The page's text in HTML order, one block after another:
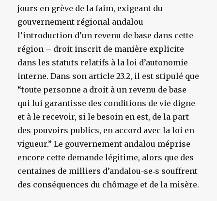
jours en grève de la faim, exigeant du
gouvernement régional andalou
l’introduction d’un revenu de base dans cette
région – droit inscrit de manière explicite
dans les statuts relatifs à la loi d’autonomie
interne. Dans son article 23.2, il est stipulé que
“toute personne a droit à un revenu de base
qui lui garantisse des conditions de vie digne
et à le recevoir, si le besoin en est, de la part
des pouvoirs publics, en accord avec la loi en
vigueur.” Le gouvernement andalou méprise
encore cette demande légitime, alors que des
centaines de milliers d’andalou-se‑s souffrent
des conséquences du chômage et de la misère.